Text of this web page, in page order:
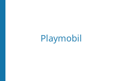
Playmobil